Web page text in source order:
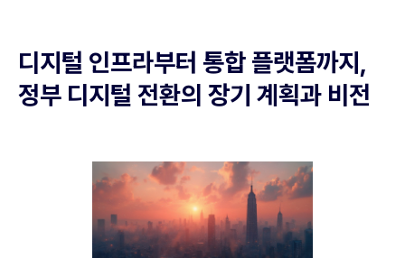
디지털 인프라부터 통합 플랫폼까지,
정부 디지털 전환의 장기 계획과 비전